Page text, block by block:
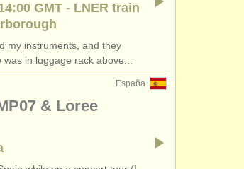
GMT - LNER train
my instruments, and they
in luggage rack above...
España
& Loree